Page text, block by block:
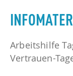
Arbeitshilfe
Vertrauen-